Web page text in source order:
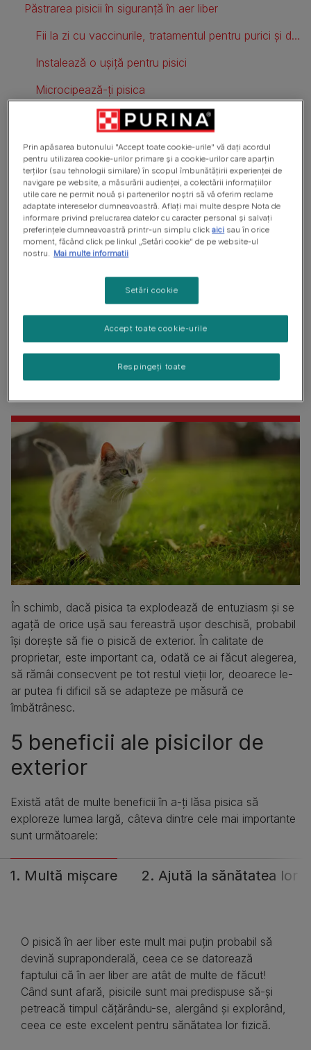
Păstrarea pisicii în siguranță în aer liber
Fii la zi cu vaccinurile, tratamentul pentru purici și deparazitarea
Instalează o ușiță pentru pisici
Microcipează-ți pisica
Guler de siguranță și etichetă
Creșteți plante non toxice
Sterilizarea/Castrarea pisicii
Cum aleg pisicile dacă vor să
stea afară sau în interior?
Toate pisicile au propriile lor preferințe și personalități
tine privind statul în interior/exterior. În general, este
destul de ușor să știi, deoarece pisicile mai timide sau mai
vor fi mai puțin dornice să iasă pe ușă de fiecare dată
În schimb, dacă pisica ta explodează de entuziasm și se
agață de orice ușă sau fereastră ușor deschisă, probabil
își dorește să fie o pisică de exterior. În calitate de
proprietar, este important ca, odată ce ai făcut alegerea,
să rămâi consecvent pe tot restul vieții lor, deoarece le-
ar putea fi dificil să se adapteze pe măsură ce
îmbătrânesc.
5 beneficii ale pisicilor de
exterior
Există atât de multe beneficii în a-ți lăsa pisica să
exploreze lumea largă, câteva dintre cele mai importante
sunt următoarele:
1. Multă mișcare 2. Ajută la sănătatea lor
O pisică în aer liber este mult mai puțin probabil să
devină supraponderală, ceea ce se datorează
faptului că în aer liber are atât de multe de făcut!
Când sunt afară, pisicile sunt mai predispuse să-și
petreacă timpul cățărându-se, alergând și explorând,
ceea ce este excelent pentru sănătatea lor fizică.
Prin apăsarea butonului "Accept toate cookie-urile" vă dați acordul
pentru utilizarea cookie-urilor primare și a cookie-urilor care aparțin
terților (sau tehnologii similare) în scopul îmbunătățirii experienței de
navigare pe website, a măsurării audienței, a colectării informațiilor
utile care ne permit nouă și partenerilor noștri să vă oferim reclame
adaptate intereselor dumneavoastră. Aflați mai multe despre Nota de
informare privind prelucrarea datelor cu caracter personal și salvați
preferințele dumneavoastră printr-un simplu clickaici sau în orice
moment, făcând click pe linkul „Setări cookie” de pe website-ul
nostru. Mai multe informatii
Setări cookie
Respingeți toate
Accept toate cookie-urile